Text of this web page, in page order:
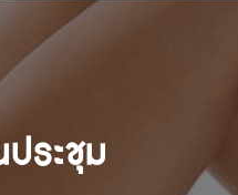
ระชุม